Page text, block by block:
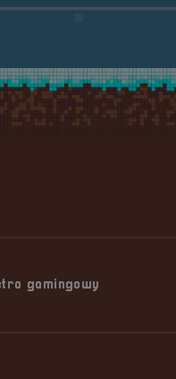
gamingowy